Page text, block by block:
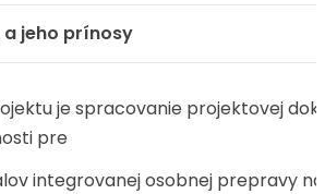
jeho prínosy
je spracovanie projektovej
pre
integrovanej osobnej prepravy